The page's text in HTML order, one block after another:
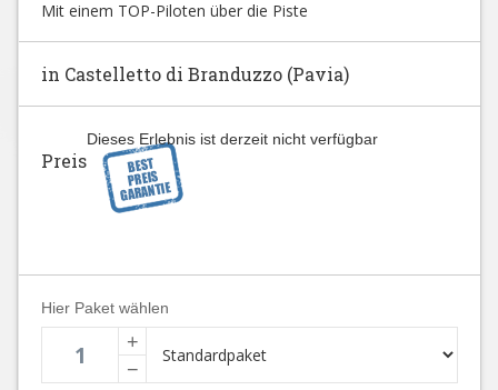
Mit einem TOP-Piloten über die Piste
in Castelletto di Branduzzo (Pavia)
Dieses Erlebnis ist derzeit nicht verfügbar
Preis
Hier Paket wählen
+
−